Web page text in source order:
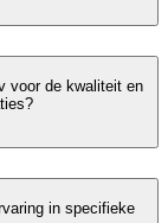
voor de kwaliteit en
in specifieke